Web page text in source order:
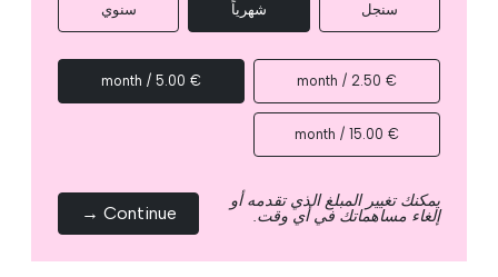
سنجل شهرياً سنوي
€ 2.50 / month
€ 5.00 / month
€ 15.00 / month
يمكنك تغيير المبلغ الذي تقدمه أو
إلغاء مساهماتك في أي وقت. Continue →